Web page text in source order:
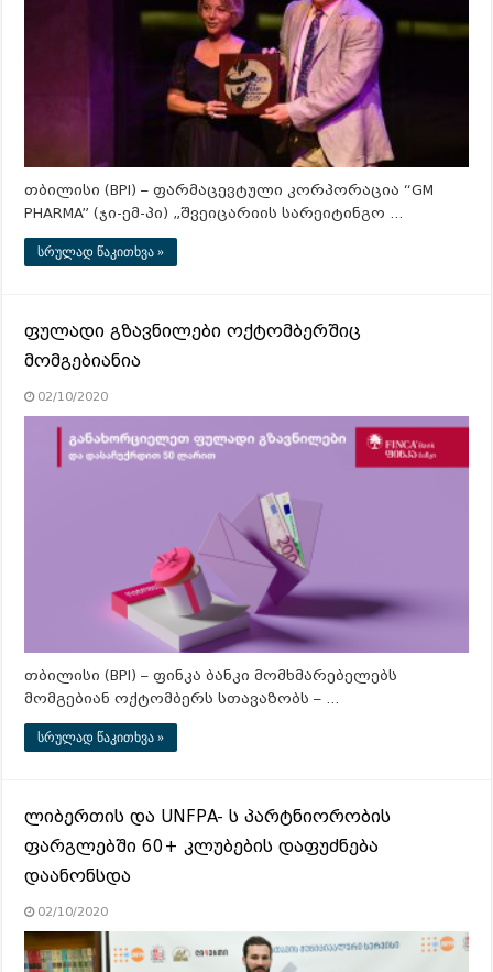
თბილისი (BPI) – ფარმაცევტული კორპორაცია “GM
PHARMA” (ჯი-ემ-პი) „შვეიცარიის სარეიტინგო …
სრულად წაკითხვა »
ფულადი გზავნილები ოქტომბერშიც
მომგებიანია
02/10/2020
თბილისი (BPI) – ფინკა ბანკი მომხმარებელებს
მომგებიან ოქტომბერს სთავაზობს – …
სრულად წაკითხვა »
ლიბერთის და UNFPA- ს პარტნიორობის
ფარგლებში 60+ კლუბების დაფუძნება
დაანონსდა
02/10/2020